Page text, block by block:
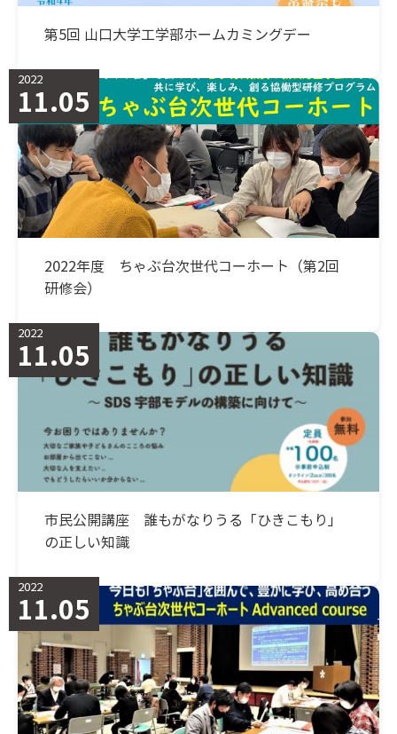
第5回 山口大学工学部ホームカミングデー
2022
11.05
2022年度 ちゃぶ台次世代コーホート（第2回
研修会）
2022
11.05
市民公開講座 誰もがなりうる「ひきこもり」
の正しい知識
2022
11.05